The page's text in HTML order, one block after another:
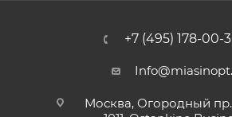
+7 (495) 178-00-
Москва, Огородный пр.,